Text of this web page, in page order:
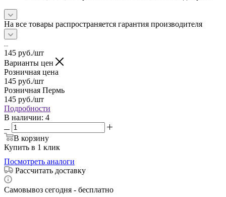
На все товары распространяется гарантия производителя
145 руб./шт
Варианты цен
Розничная цена
145 руб./шт
Розничная Пермь
145 руб./шт
Подробности
В наличии: 4
В корзину
Купить в 1 клик
Посмотреть аналоги
Рассчитать доставку
Самовывоз сегодня - бесплатно